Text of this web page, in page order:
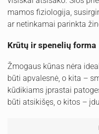
mamos fiziologija,
ar netinkamai parinkta
Krūtų ir spenelių forma
Žmogaus kūnas nėra
būti apvalesnė, o kita –
kūdikiams įprastai
būti atsikišęs, o kitos –